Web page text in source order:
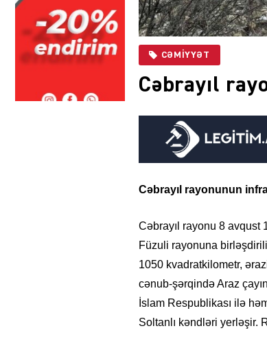
CƏMIYYƏT
Cəbrayıl
Cəbrayıl rayonunun
Cəbrayıl rayonu 8
Füzuli rayonuna
1050 kvadratkilometr,
cənub-şərqində Araz
İslam Respublikası ilə
Soltanlı kəndləri yerləşir.